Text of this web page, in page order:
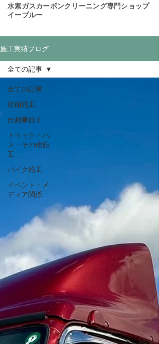
​水素ガスカーボンクリーニング専門ショップ
イーブルー
施工実績ブログ
全ての記事
船舶施工
自動車施工
トラック・バ
ス・その他施
工
バイク施工
イベント・メ
ディア関係
全ての記事